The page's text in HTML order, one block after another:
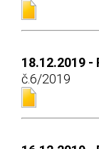
18.12.2019
č.6/2019